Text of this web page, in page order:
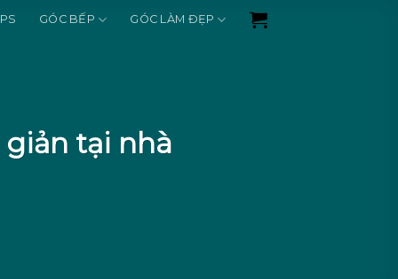
GÓC BẾP GÓC LÀM ĐẸP
tại nhà